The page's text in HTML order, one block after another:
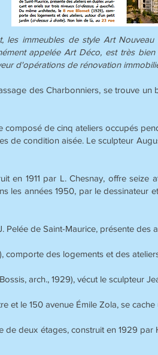
les immeubles de style Art
appelée Art Déco, est très
d'opérations de rénovation
des Charbonniers, se trouve
composé de cinq ateliers occupés
de condition aisée. Le sculpteur
en 1911 par L. Chesnay, offre
les années 1950, par le dessinateur
Pelée de Saint-Maurice, présente des
comporte des logements et des
arch., 1929), vécut le sculpteur
et le 150 avenue Émile Zola, se
de deux étages, construit en 1929